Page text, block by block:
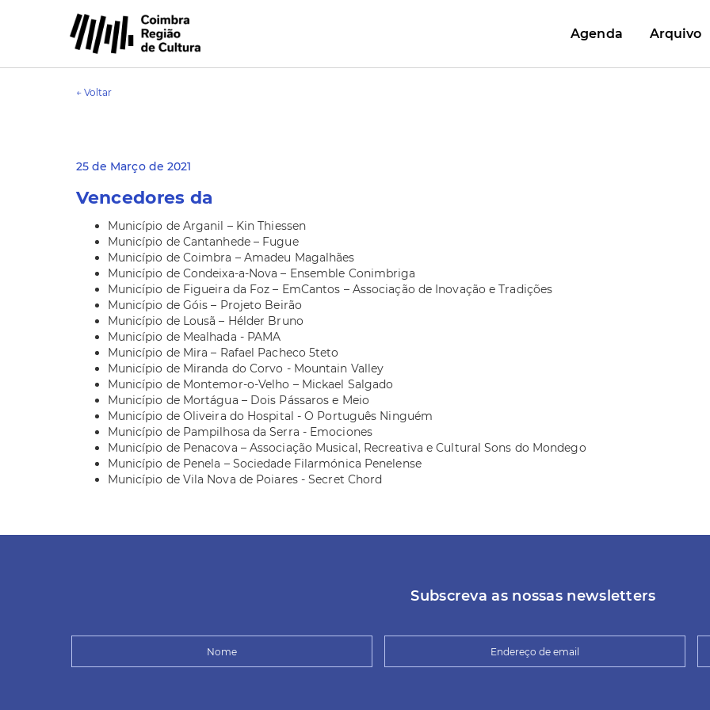
Agenda Arquivo
← Voltar
25 de Março de 2021
Vencedores da
Município de Arganil – Kin Thiessen
Município de Cantanhede – Fugue
Município de Coimbra – Amadeu Magalhães
Município de Condeixa-a-Nova – Ensemble Conimbriga
Município de Figueira da Foz – EmCantos – Associação de Inovação e Tradições
Município de Góis – Projeto Beirão
Município de Lousã – Hélder Bruno
Município de Mealhada - PAMA
Município de Mira – Rafael Pacheco 5teto
Município de Miranda do Corvo - Mountain Valley
Município de Montemor-o-Velho – Mickael Salgado
Município de Mortágua – Dois Pássaros e Meio
Município de Oliveira do Hospital - O Português Ninguém
Município de Pampilhosa da Serra - Emociones
Município de Penacova – Associação Musical, Recreativa e Cultural Sons do Mondego
Município de Penela – Sociedade Filarmónica Penelense
Município de Vila Nova de Poiares - Secret Chord
Subscreva as nossas newsletters